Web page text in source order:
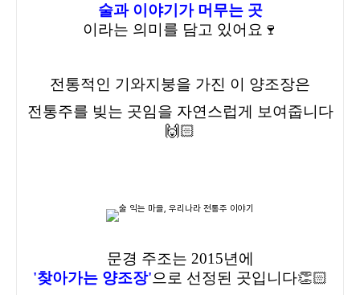
술과 이야기가 머무는 곳
이라는 의미를 담고 있어요🍷
전통적인 기와지붕을 가진 이 양조장은
전통주를 빚는 곳임을 자연스럽게 보여줍니다
🙌🏻
문경 주조는 2015년에
'찾아가는 양조장'으로 선정된 곳입니다👏🏻